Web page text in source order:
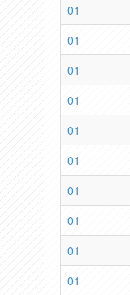
01
01
01
01
01
01
01
01
01
01